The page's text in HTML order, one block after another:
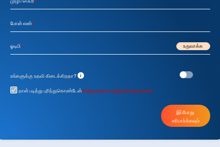
*
போன் எண்*
ஓடிபி* உருவாக்க
உங்களுக்கு உதவி கிடைக்கிறதா? i
நான் படித்து புரிந்துகொண்டேன்விதிமுறைகள் மற்றும் நிபந்தனைகள்
இப்போது
சரிபார்க்கவும்